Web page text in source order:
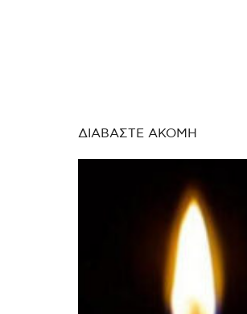
ΔΙΑΒΑΣΤΕ ΑΚΟΜΗ